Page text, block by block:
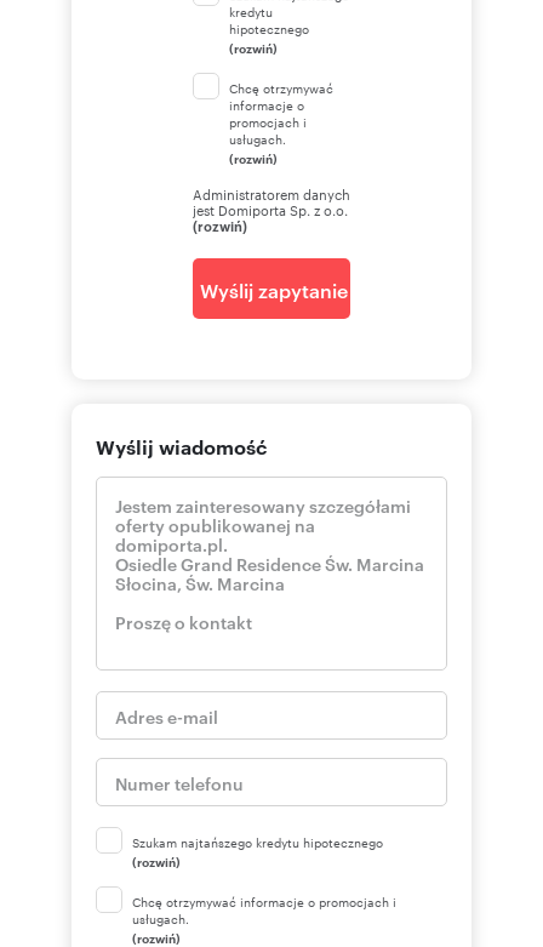
kredytu
hipotecznego
(rozwiń)
Chcę otrzymywać
informacje o
promocjach i
usługach.
(rozwiń)
Administratorem danych
jest Domiporta Sp. z o.o.
(rozwiń)
Wyślij zapytanie
Wyślij wiadomość
Szukam najtańszego kredytu hipotecznego
(rozwiń)
Chcę otrzymywać informacje o promocjach i
usługach.
(rozwiń)